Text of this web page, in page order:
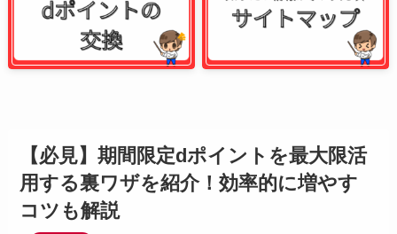
【必見】期間限定dポイントを最大限活
用する裏ワザを紹介！効率的に増やす
コツも解説